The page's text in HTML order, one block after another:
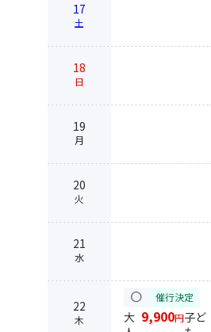
17
土
18
日
19
月
20
火
21
水
22
木
circle 催行決定
大 9,900円子ど